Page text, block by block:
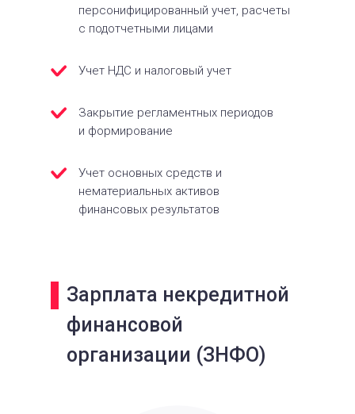
персонифицированный учет, расчеты
с подотчетными лицами
Учет НДС и налоговый учет
Закрытие регламентных периодов
и формирование
Учет основных средств и
нематериальных активов
финансовых результатов
Зарплата некредитной
финансовой
организации (ЗНФО)